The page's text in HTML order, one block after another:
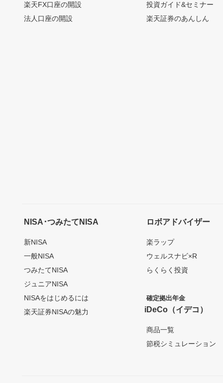
楽天FX口座の開設
法人口座の開設
投資ガイド&セミナー
楽天証券のあんしん
NISA･つみたてNISA
新NISA
一般NISA
つみたてNISA
ジュニアNISA
NISAをはじめるには
楽天証券NISAの魅力
ロボアドバイザー
楽ラップ
ウェルスナビ×R
らくらく投資
確定拠出年金
iDeCo（イデコ）
商品一覧
節税シミュレーション